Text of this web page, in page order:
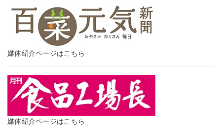
媒体紹介ページはこちら
媒体紹介ページはこちら